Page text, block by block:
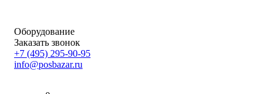
Оборудование
Заказать звонок
+7 (495) 295-90-95
info@posbazar.ru